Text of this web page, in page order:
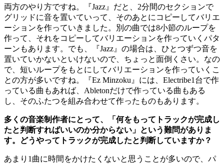
両方のやり方ですね。『Jazz』だと、2分間のセクションで
グリッドに音を置いていって、そのあとにコピーしてバリエ
ーションを作っていきました。別の曲では8小節のループを
作って、それをコピーしてバリエーションを作っていくパタ
ーンもあります。でも、『Jazz』の場合は、ひとつずつ音を
置いていかないといけないので、ちょっと面倒くさい。なの
で、短いループをもとにしてバリエーションを作っていくこ
との方が多いですね。『Ez Minzoku』には、Electribe1台で作
っている曲もあれば、Abletonだけで作っている曲もある
し、そのふたつを組み合わせて作ったものもあります。
多くの音楽制作者にとって、「何をもってトラックが完成し
たと判断すればいいのか分からない」という難問がありま
す。どうやってトラックが完成したと判断していますか？
あまり1曲に時間をかけたくないと思うことが多いので、パ